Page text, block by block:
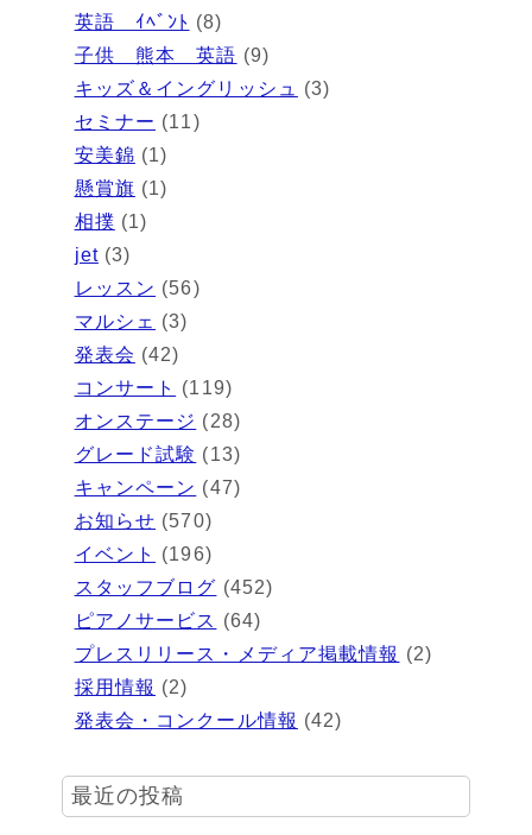
英語 ｲﾍﾞﾝﾄ (8)
子供 熊本 英語 (9)
キッズ＆イングリッシュ
(3)
セミナー (11)
安美錦 (1)
懸賞旗 (1)
相撲 (1)
jet(3)
レッスン (56)
マルシェ (3)
発表会 (42)
コンサート
(119)
オンステージ (28)
グレード試験 (13)
キャンペーン (47)
お知らせ (570)
イベント
(196)
スタッフブログ (452)
ピアノサービス (64)
プレスリリース・メディア掲載情報 (2)
採用情報 (2)
発表会・コンクール情報 (42)
最近の投稿